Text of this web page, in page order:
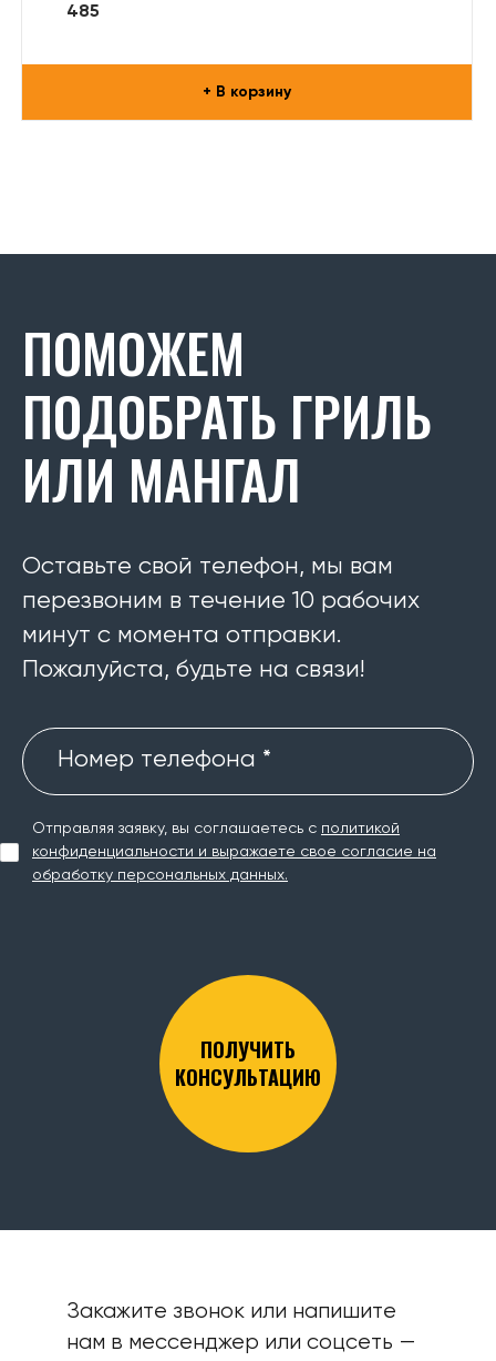
485
+ В корзину
ПОМОЖЕМ
ПОДОБРАТЬ ГРИЛЬ
ИЛИ МАНГАЛ
Оставьте свой телефон, мы вам
перезвоним в течение 10 рабочих
минут с момента отправки.
Пожалуйста, будьте на связи!
Номер телефона *
Отправляя заявку, вы соглашаетесь с политикой
конфиденциальности и выражаете свое согласие на
обработку персональных данных.
ПОЛУЧИТЬ
КОНСУЛЬТАЦИЮ
Закажите звонок или напишите
нам в мессенджер или соцсеть —